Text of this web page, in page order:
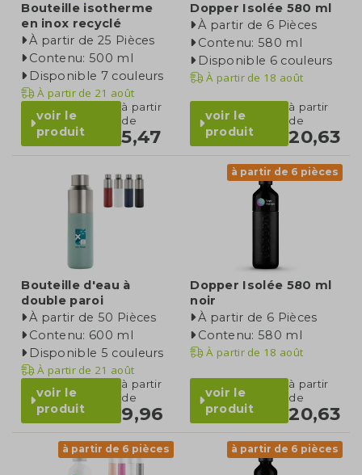
Bouteille isotherme
en inox recyclé
À partir de 25 Pièces
Contenu: 500 ml
Disponible 7 couleurs
À partir de 21 août
voir le
produit
à partir
de
5,47
Dopper Isolée 580 ml
À partir de 6 Pièces
Contenu: 580 ml
Disponible 6 couleurs
À partir de 18 août
voir le
produit
à partir
de
20,63
Bouteille d'eau à
double paroi
À partir de 50 Pièces
Contenu: 600 ml
Disponible 5 couleurs
À partir de 21 août
voir le
produit
à partir
de
9,96
à partir de 6 pièces
Dopper Isolée 580 ml
noir
À partir de 6 Pièces
Contenu: 580 ml
À partir de 18 août
voir le
produit
à partir
de
20,63
à partir de 6 pièces à partir de 6 pièces